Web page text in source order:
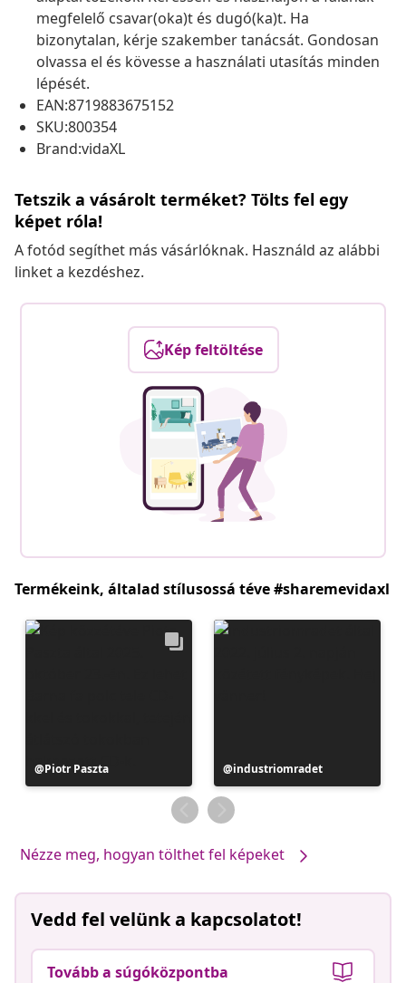
megfelelő csavar(oka)t és dugó(ka)t. Ha
bizonytalan, kérje szakember tanácsát. Gondosan
olvassa el és kövesse a használati utasítás minden
lépését.
EAN:8719883675152
SKU:800354
Brand:vidaXL
Tetszik a vásárolt terméket? Tölts fel egy
képet róla!
A fotód segíthet más vásárlóknak. Használd az alábbi
linket a kezdéshez.
Kép feltöltése
Termékeink, általad stílusossá téve #sharemevidaxl
Bejegyzés
közzétevője
Piotr Paszta
Bejegyzés
közzétevője
industriomradet
Nézze meg, hogyan tölthet fel képeket
Vedd fel velünk a kapcsolatot!
Tovább a súgóközpontba